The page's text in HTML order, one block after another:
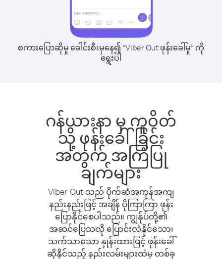
စကားပြောဆိုမှု ခေါင်းစီးမှနေ၍ “Viber Out ဖုန်းခေါ်မှု” ကို
ရွေးပါ
ဂန်ယားနာ မှ ကူဝိတ်
သို့ ဖုန်းခေါ်ခြင်း
အတွက် အကြံပြု
ချက်များ
Viber Out သည် ပိုက်ဆံအကုန်အကျ
နည်းနည်းဖြင့် အချိန် ပိုကြာကြာ ဖုန်း
ပြောနိုင်စေပါသည်။ ကျွန်ုပ်တို့၏
အဆင်ပြေသလို ပြောင်းလဲနိုင်သော၊
သက်သာသော နှုန်းထားဖြင့် ဖုန်းခေါ်
ဆိုနိုင်သည့် နည်းလမ်းများထဲမှ တစ်ခု